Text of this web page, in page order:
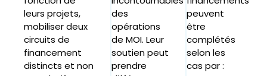
leurs projets,
mobiliser deux
circuits de
financement
distincts et non
des
opérations
de MOI. Leur
soutien peut
prendre
peuvent
être
complétés
selon les
cas par :